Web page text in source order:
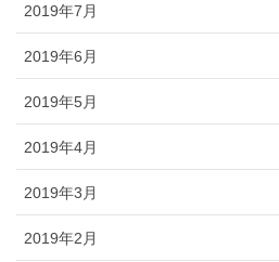
2019年7月
2019年6月
2019年5月
2019年4月
2019年3月
2019年2月